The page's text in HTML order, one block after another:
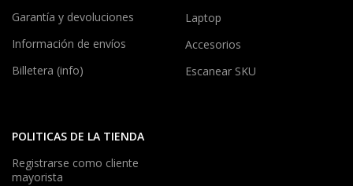
Garantía y devoluciones
Información de envíos
Billetera (info)
Laptop
Accesorios
Escanear SKU
POLITICAS DE LA TIENDA
Registrarse como cliente
mayorista